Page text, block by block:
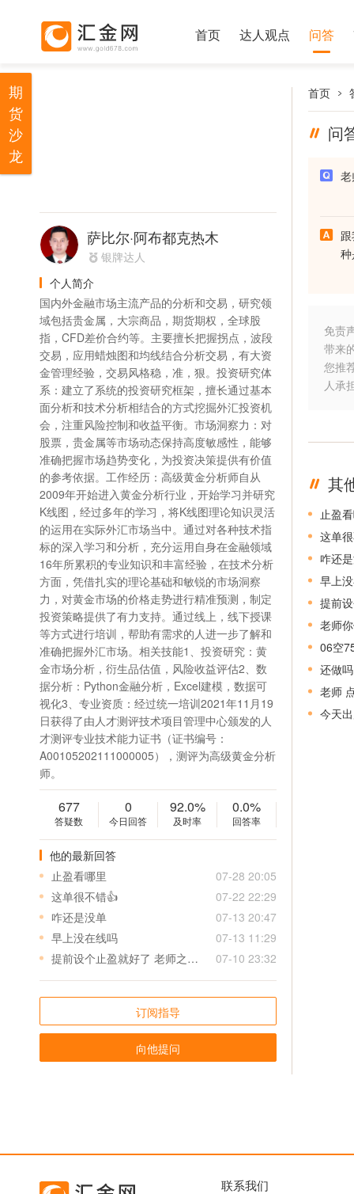
首页 达人观点 问答
萨比尔·阿布都克热木
银牌达人
个人简介
国内外金融市场主流产品的分析和交易，研究领
域包括贵金属，大宗商品，期货期权，全球股
指，CFD差价合约等。主要擅长把握拐点，波段
交易，应用蜡烛图和均线结合分析交易，有大资
金管理经验，交易风格稳，准，狠。投资研究体
系：建立了系统的投资研究框架，擅长通过基本
面分析和技术分析相结合的方式挖掘外汇投资机
会，注重风险控制和收益平衡。市场洞察力：对
股票，贵金属等市场动态保持高度敏感性，能够
准确把握市场趋势变化，为投资决策提供有价值
的参考依据。工作经历：高级黄金分析师自从
2009年开始进入黄金分析行业，开始学习并研究
K线图，经过多年的学习，将K线图理论知识灵活
的运用在实际外汇市场当中。通过对各种技术指
标的深入学习和分析，充分运用自身在金融领域
16年所累积的专业知识和丰富经验，在技术分析
方面，凭借扎实的理论基础和敏锐的市场洞察
力，对黄金市场的价格走势进行精准预测，制定
投资策略提供了有力支持。通过线上，线下授课
等方式进行培训，帮助有需求的人进一步了解和
准确把握外汇市场。相关技能1、投资研究：黄
金市场分析，衍生品估值，风险收益评估2、数
据分析：Python金融分析，Excel建模，数据可
视化3、专业资质：经过统一培训2021年11月19
日获得了由人才测评技术项目管理中心颁发的人
才测评专业技术能力证书（证书编号：
A00105202111000005），测评为高级黄金分析
师。
677
答疑数
0
今日回答
92.0%
及时率
0.0%
回答率
他的最新回答
止盈看哪里
07-28 20:05
这单很不错👍
07-22 22:29
咋还是没单
07-13 20:47
早上没在线吗
07-13 11:29
提前设个止盈就好了 老师之后给单可以先给个止盈 特别是美盘 真是来不及
07-10 23:32
订阅指导
向他提问
首页
问
免责
带来
您推
人承
其
止盈
这单
咋还
早上
提前
老师
06空
还做吗
老师
今天
联系我们
期
货
沙
龙